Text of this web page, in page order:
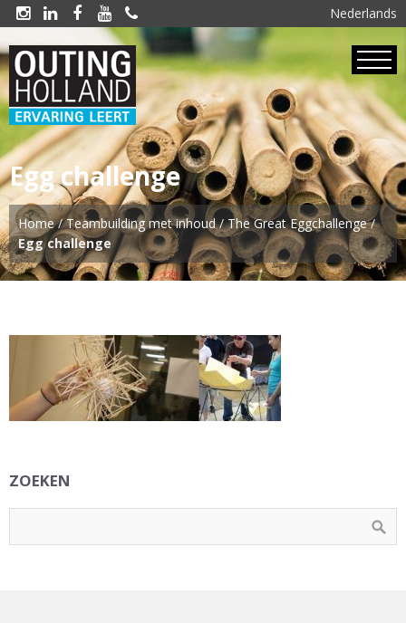
Nederlands
    
Egg challenge
Home/Teambuilding met inhoud/The Great Eggchallenge/
Egg challenge
ZOEKEN